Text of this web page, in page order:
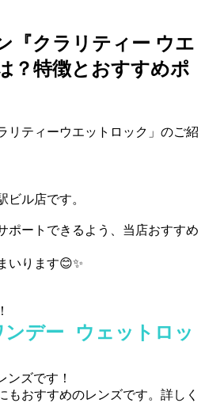
『クラリティー ウエ
？特徴とおすすめポ
リティーウエットロック」のご紹
ビル店です。
ポートできるよう、当店おすすめ
いります😊✨
ンデー ウェットロッ
ンズです！
もおすすめのレンズです。詳しく